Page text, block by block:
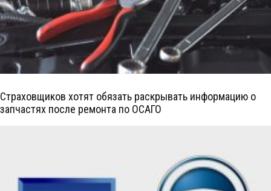
Страховщиков хотят обязать раскрывать информацию о
запчастях после ремонта по ОСАГО